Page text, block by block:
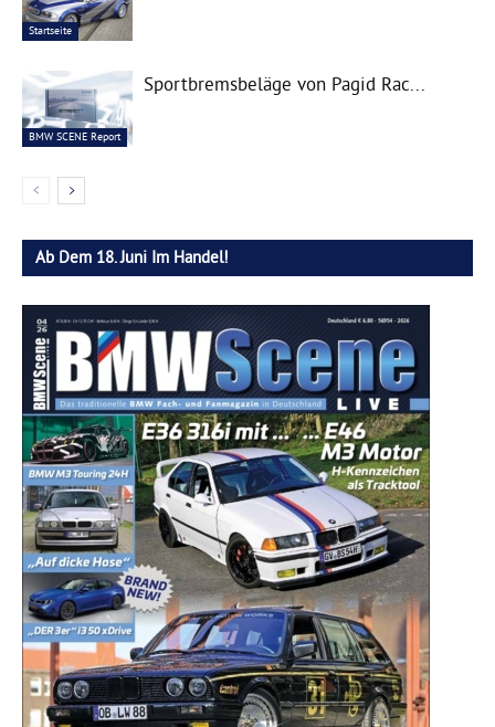
Startseite
BMW SCENE Report
Sportbremsbeläge von Pagid Rac...
Ab Dem 18. Juni Im Handel!